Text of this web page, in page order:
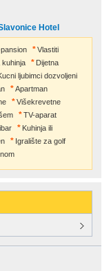
Hotel
Vlastiti
kuhinja
Dijetna
ljubimci dozvoljeni
Apartman
Višekrevetne
TV-aparat
Kuhinja ili
Igralište za golf